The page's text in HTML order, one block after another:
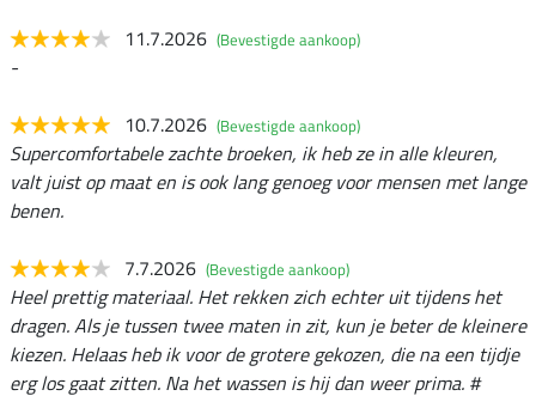
11.7.2026 (Bevestigde aankoop)
-
10.7.2026 (Bevestigde aankoop)
Supercomfortabele zachte broeken, ik heb ze in alle kleuren,
valt juist op maat en is ook lang genoeg voor mensen met lange
benen.
7.7.2026 (Bevestigde aankoop)
Heel prettig materiaal. Het rekken zich echter uit tijdens het
dragen. Als je tussen twee maten in zit, kun je beter de kleinere
kiezen. Helaas heb ik voor de grotere gekozen, die na een tijdje
erg los gaat zitten. Na het wassen is hij dan weer prima. #